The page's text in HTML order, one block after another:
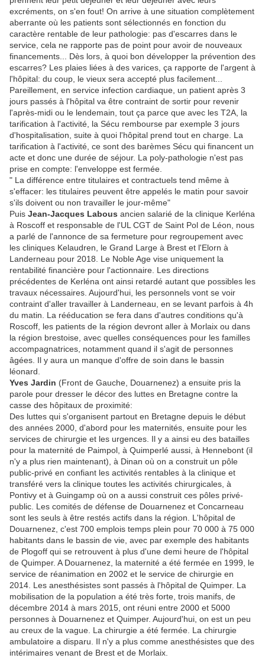
excréments, on s'en fout! On arrive à une situation complètement
aberrante où les patients sont sélectionnés en fonction du
caractère rentable de leur pathologie: pas d'escarres dans le
service, cela ne rapporte pas de point pour avoir de nouveaux
financements... Dès lors, à quoi bon développer la prévention des
escarres? Les plaies liées à des varices, ça rapporte de l'argent à
l'hôpital: du coup, le vieux sera accepté plus facilement...
Pareillement, en service infection cardiaque, un patient après 3
jours passés à l'hôpital va être contraint de sortir pour revenir
l'après-midi ou le lendemain, tout ça parce que avec les T2A, la
tarification à l'activité, la Sécu rembourse par exemple 3 jours
d'hospitalisation, suite à quoi l'hôpital prend tout en charge. La
tarification à l'activité, ce sont des barèmes Sécu qui financent un
acte et donc une durée de séjour. La poly-pathologie n'est pas
prise en compte: l'enveloppe est fermée.
" La différence entre titulaires et contractuels tend même à
s'effacer: les titulaires peuvent être appelés le matin pour savoir
s'ils doivent ou non travailler le jour-même"
Puis Jean-Jacques Labous ancien salarié de la clinique Kerléna
à Roscoff et responsable de l'UL CGT de Saint Pol de Léon, nous
a parlé de l'annonce de sa fermeture pour regroupement avec
les cliniques Kelaudren, le Grand Large à Brest et l'Elorn à
Landerneau pour 2018. Le Noble Age vise uniquement la
rentabilité financière pour l'actionnaire. Les directions
précédentes de Kerléna ont ainsi retardé autant que possibles les
travaux nécessaires. Aujourd'hui, les personnels vont se voir
contraint d'aller travailler à Landerneau, en se levant parfois à 4h
du matin. La rééducation se fera dans d'autres conditions qu'à
Roscoff, les patients de la région devront aller à Morlaix ou dans
la région brestoise, avec quelles conséquences pour les familles
accompagnatrices, notamment quand il s'agit de personnes
âgées. Il y aura un manque d'offre de soin dans le bassin
léonard.
Yves Jardin (Front de Gauche, Douarnenez) a ensuite pris la
parole pour dresser le décor des luttes en Bretagne contre la
casse des hôpitaux de proximité:
Des luttes qui s'organisent partout en Bretagne depuis le début
des années 2000, d'abord pour les maternités, ensuite pour les
services de chirurgie et les urgences. Il y a ainsi eu des batailles
pour la maternité de Paimpol, à Quimperlé aussi, à Hennebont (il
n'y a plus rien maintenant), à Dinan où on a construit un pôle
public-privé en confiant les activités rentables à la clinique et
transféré vers la clinique toutes les activités chirurgicales, à
Pontivy et à Guingamp où on a aussi construit ces pôles privé-
public. Les comités de défense de Douarnenez et Concarneau
sont les seuls à être restés actifs dans la région. L'hôpital de
Douarnenez, c'est 700 emplois temps plein pour 70 000 à 75 000
habitants dans le bassin de vie, avec par exemple des habitants
de Plogoff qui se retrouvent à plus d'une demi heure de l'hôpital
de Quimper. A Douarnenez, la maternité a été fermée en 1999, le
service de réanimation en 2002 et le service de chirurgie en
2014. Les anesthésistes sont passés à l'hôpital de Quimper. La
mobilisation de la population a été très forte, trois manifs, de
décembre 2014 à mars 2015, ont réuni entre 2000 et 5000
personnes à Douarnenez et Quimper. Aujourd'hui, on est un peu
au creux de la vague. La chirurgie a été fermée. La chirurgie
ambulatoire a disparu. Il n'y a plus comme anesthésistes que des
intérimaires venant de Brest et de Morlaix.